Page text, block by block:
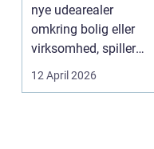
nye udearealer
omkring bolig eller
virksomhed, spiller
belægningen en helt
centra...
12 April 2026